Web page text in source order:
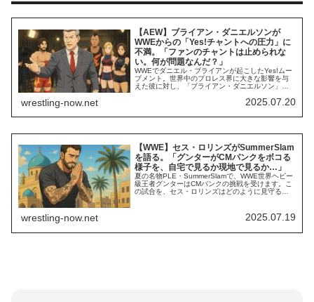
【AEW】ブライアン・ダニエルソンが
WWEからの「Yes!チャントへの圧力」に
不満。「ファンのチャントは止められな
い。何が問題なんだ？」
WWEでダニエル・ブライアンが起こしたYes!ムー
ブメント。世界中のプロレス界に大きな影響を与
えた彼に対し、「ブライアン・ダニエルソン」と
を送って大盛りあがりしています。2024年でフル
日開催されたAll Inでのジョン・モクスリーVSハン
wrestling-now.net 2025.07.20
【WWE】セス・ロリンズがSummerSlam
を語る。「グンターがCMパンクをボコる
様子を、自宅で見るか現地で見るか…」
夏の名物PLE・SummerSlamで、WWE世界ヘビー
級王者グンターはCMパンクの挑戦を受けます。こ
の試合を、セス・ロリンズはどのように見守るの
だ」「いや、ワークだ」などの情報が飛び交って
います。Money in the Bankのブリーフケースを持
wrestling-now.net 2025.07.19